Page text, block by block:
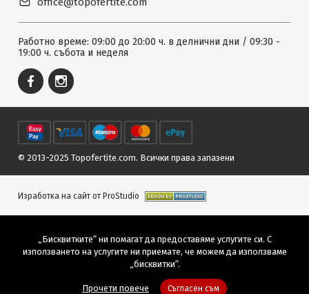
Работно време: 09:00 до 20:00 ч. в делнични дни / 09:30 -
19:00 ч. събота и неделя
© 2013-2025 Topofertite.com. Всички права запазени
Изработка на сайт от ProStudio
„Бисквитките“ ни помагат да предоставяме услугите си. С
използването на услугите ни приемате, че можем да използваме
„бисквитки“.
Прочети повече Съгласен съм